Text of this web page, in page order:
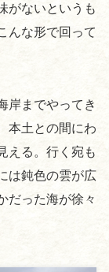
がないというも
んな形で回って
岸までやってき
本土との間にわ
える。行く宛も
は鈍色の雲が広
だった海が徐々